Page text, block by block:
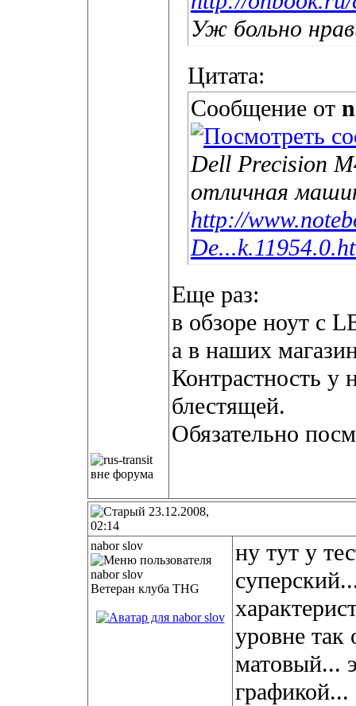
Уж больно
Цитата:
Сообщение от
Dell Precision
отличная
http://
Еще раз:
в обзоре ноут с
а в наших
Контрастность у
блестящей.
Обязательно
23.12.2008,
02:14
nabor slov
Ветеран клуба THG
ну тут у
уровне так
матовый...
графикой...